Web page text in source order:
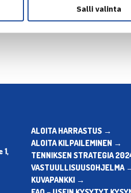
Salli valinta
1,
ALOITA HARRASTUS →
ALOITA KILPAILEMINEN →
TENNIKSEN STRATEGIA
VASTUULLISUUSOHJELMA
KUVAPANKKI →